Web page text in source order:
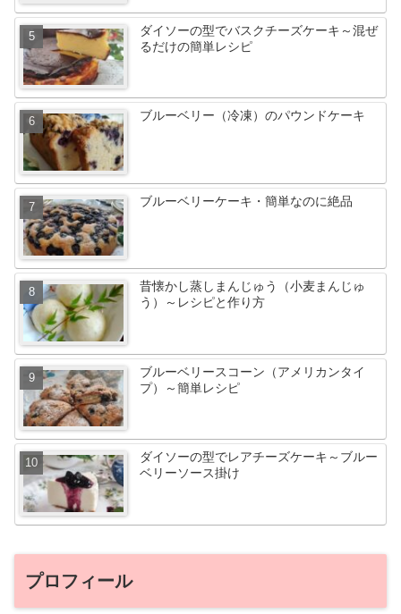
ダイソーの型でバスクチーズケーキ～混ぜ
るだけの簡単レシピ
ブルーベリー（冷凍）のパウンドケーキ
ブルーベリーケーキ・簡単なのに絶品
昔懐かし蒸しまんじゅう（小麦まんじゅ
う）～レシピと作り方
ブルーベリースコーン（アメリカンタイ
プ）～簡単レシピ
ダイソーの型でレアチーズケーキ～ブルー
ベリーソース掛け
プロフィール